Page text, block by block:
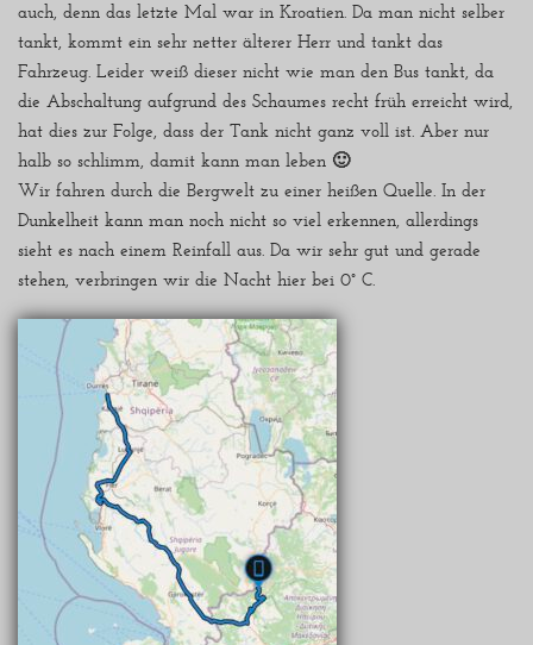
auch, denn das letzte Mal war in Kroatien. Da man nicht selber
tankt, kommt ein sehr netter älterer Herr und tankt das
Fahrzeug. Leider weiß dieser nicht wie man den Bus tankt, da
die Abschaltung aufgrund des Schaumes recht früh erreicht wird,
hat dies zur Folge, dass der Tank nicht ganz voll ist. Aber nur
halb so schlimm, damit kann man leben 🙂
Wir fahren durch die Bergwelt zu einer heißen Quelle. In der
Dunkelheit kann man noch nicht so viel erkennen, allerdings
sieht es nach einem Reinfall aus. Da wir sehr gut und gerade
stehen, verbringen wir die Nacht hier bei 0° C.